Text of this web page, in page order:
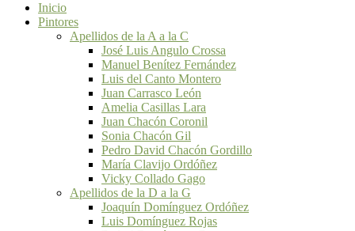
Inicio
Pintores
Apellidos de la A a la C
José Luis Angulo Crossa
Manuel Benítez Fernández
Luis del Canto Montero
Juan Carrasco León
Amelia Casillas Lara
Juan Chacón Coronil
Sonia Chacón Gil
Pedro David Chacón Gordillo
María Clavijo Ordóñez
Vicky Collado Gago
Apellidos de la D a la G
Joaquín Domínguez Ordóñez
Luis Domínguez Rojas